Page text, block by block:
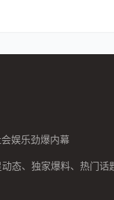
娱乐劲爆内幕
态、独家爆料、热门话